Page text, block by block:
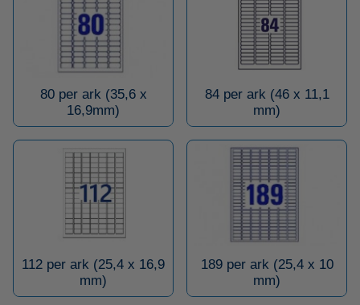
80 per ark (35,6 x
16,9mm)
84 per ark (46 x 11,1
mm)
112 per ark (25,4 x 16,9
mm)
189 per ark (25,4 x 10
mm)